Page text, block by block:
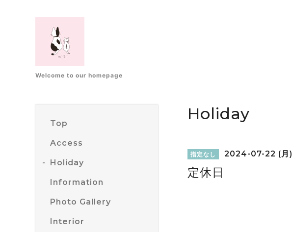
Welcome to our homepage
Top
Access
Holiday
Information
Photo Gallery
Interior
Holiday
指定なし 2024-07-22 (月)
定休日